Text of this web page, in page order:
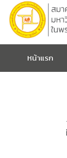
หน้าแรก